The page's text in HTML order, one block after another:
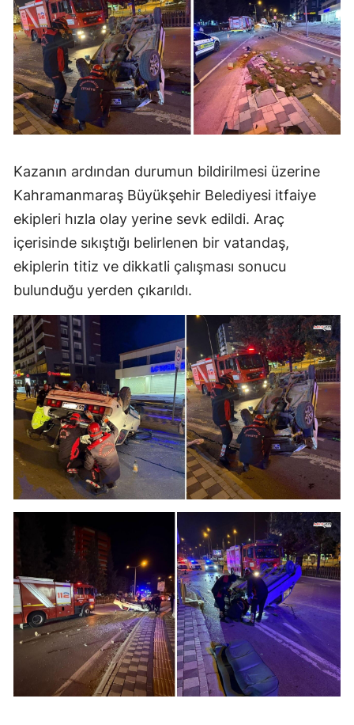
Kazanın ardından durumun bildirilmesi üzerine
Kahramanmaraş Büyükşehir Belediyesi itfaiye
ekipleri hızla olay yerine sevk edildi. Araç
içerisinde sıkıştığı belirlenen bir vatandaş,
ekiplerin titiz ve dikkatli çalışması sonucu
bulunduğu yerden çıkarıldı.